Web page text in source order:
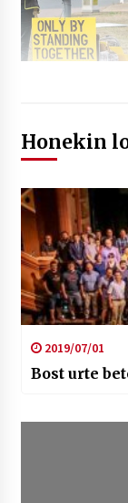
Honekin
2019/07/01
Bost urte